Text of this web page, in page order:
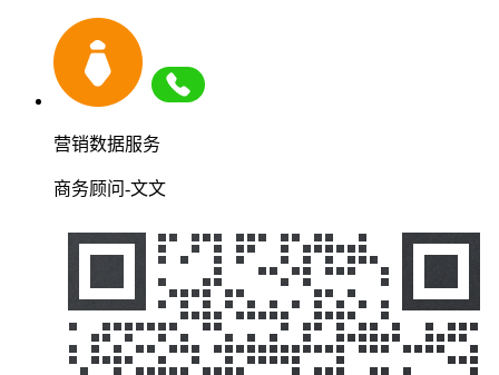
营销数据服务
商务顾问-文文